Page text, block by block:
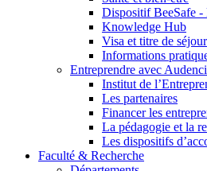
Dispositif BeeSafe -
Knowledge Hub
Visa et titre de séjour
Informations
Entreprendre avec
Institut de
Les partenaires
Financer les
La pédagogie et la
Les dispositifs
Faculté & Recherche